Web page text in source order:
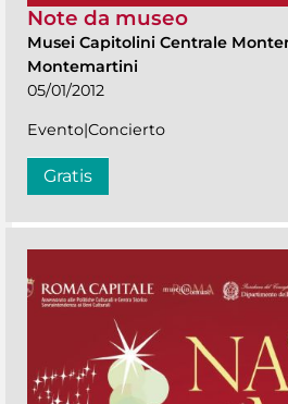
Note da museo
Musei Capitolini Centrale
Montemartini
05/01/2012
Evento|Concierto
Gratis